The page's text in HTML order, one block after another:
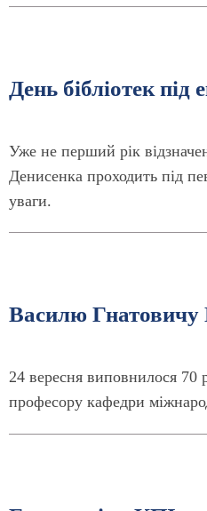
День бібліотек під
Уже не перший рік
Денисенка проходить під
уваги.
Василю Гнатовичу
24 вересня виповнилося 70
професору кафедри